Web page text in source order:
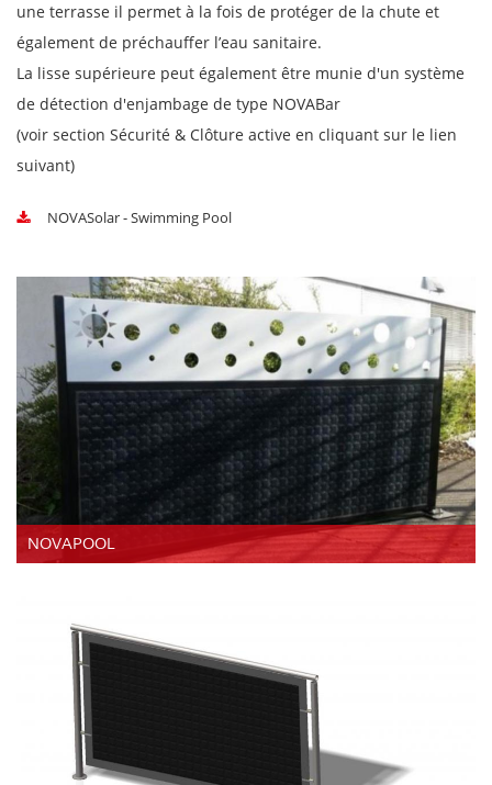
une terrasse il permet à la fois de protéger de la chute et
également de préchauffer l’eau sanitaire.
La lisse supérieure peut également être munie d'un système
de détection d'enjambage de type NOVABar
(voir section Sécurité & Clôture active en cliquant sur le lien
suivant)
NOVASolar - Swimming Pool
NOVAPOOL